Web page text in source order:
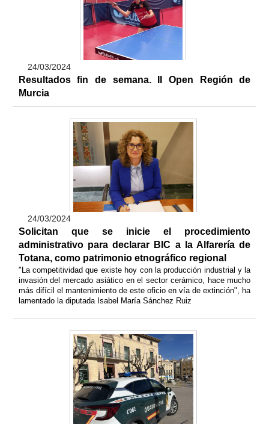
24/03/2024
Resultados fin de semana. II Open Región de
Murcia
24/03/2024
Solicitan que se inicie el procedimiento
administrativo para declarar BIC a la Alfarería de
Totana, como patrimonio etnográfico regional
"La competitividad que existe hoy con la producción industrial y la
invasión del mercado asiático en el sector cerámico, hace mucho
más difícil el mantenimiento de este oficio en vía de extinción", ha
lamentado la diputada Isabel María Sánchez Ruiz